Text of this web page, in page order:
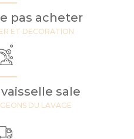
pas acheter
ET DECORATION
sale
DU LAVAGE